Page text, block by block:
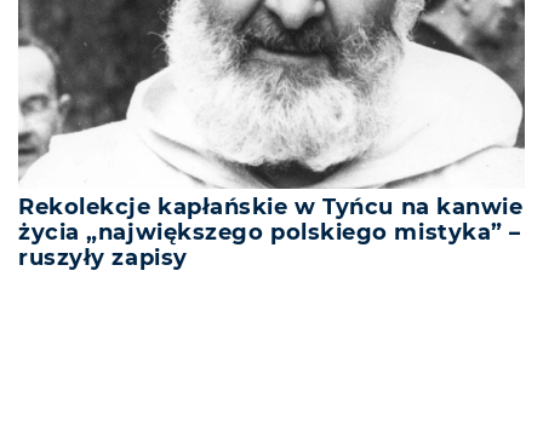
Rekolekcje kapłańskie w Tyńcu na kanwie
życia „największego polskiego mistyka” –
ruszyły zapisy